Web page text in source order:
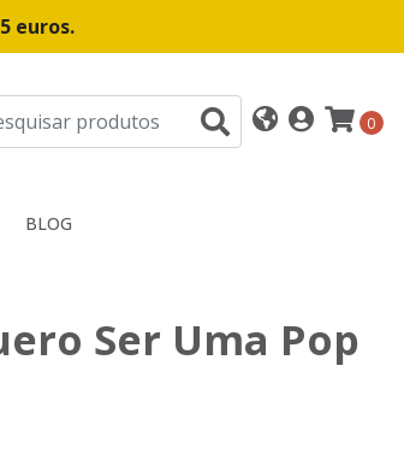
euros.
0
BLOG
Ser Uma Pop